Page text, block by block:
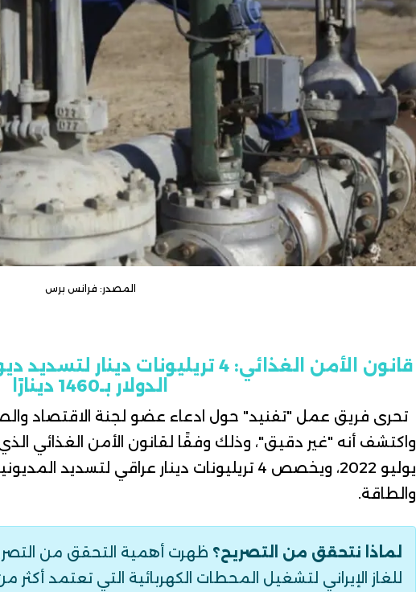
المصدر: فرانس برس
قانون الأمن الغذائي: 4 تريليونات دينار لتسديد ديون الطاقة.. و
الدولار بـ1460 دينارًا
تحرى فريق عمل "تفنيد" حول ادعاء عضو لجنة الاقتصاد
واكتشف أنه "غير دقيق"، وذلك وفقًا لقانون الأمن الغذائي
يوليو 2022، ويخصص 4 تريليونات دينار عراقي
والطاقة.
لماذا نتحقق من التصريح؟ ظهرت أهمية التحقق من